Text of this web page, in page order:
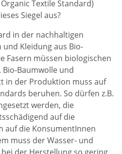
Textile Standard)
Siegel aus?
in der nachhaltigen
Kleidung aus Bio-
Fasern müssen biologischen
Bio-Baumwolle und
in der Produktion muss auf
beruhen. So dürfen z.B.
werden, die
auf die
auf die KonsumentInnen
muss der Wasser- und